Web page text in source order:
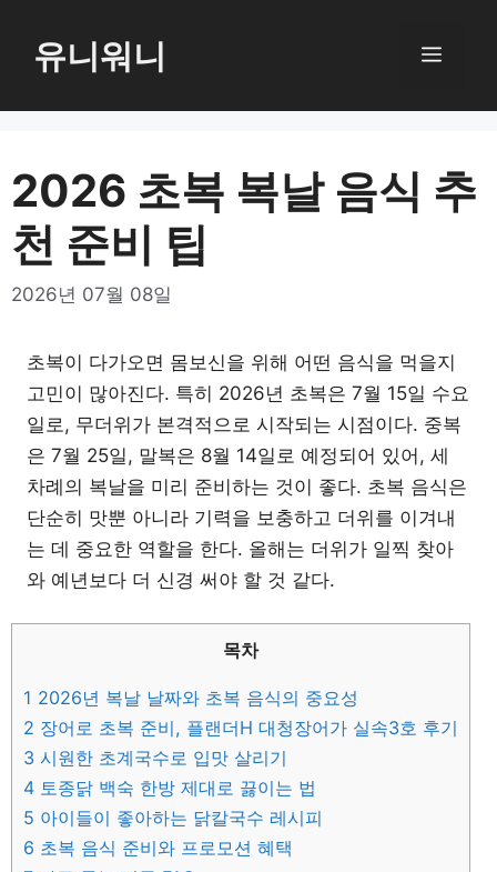
로
너
뛰
기
유니워니 메
2026 초복 복날 음식 추
천 준비 팁
2026년 07월 08일
초복이 다가오면 몸보신을 위해 어떤 음식을 먹을지
고민이 많아진다. 특히 2026년 초복은 7월 15일 수요
일로, 무더위가 본격적으로 시작되는 시점이다. 중복
은 7월 25일, 말복은 8월 14일로 예정되어 있어, 세
차례의 복날을 미리 준비하는 것이 좋다. 초복 음식은
단순히 맛뿐 아니라 기력을 보충하고 더위를 이겨내
는 데 중요한 역할을 한다. 올해는 더위가 일찍 찾아
와 예년보다 더 신경 써야 할 것 같다.
목차
1 2026년 복날 날짜와 초복 음식의 중요성
2 장어로 초복 준비, 플랜더H 대청장어가 실속3호 후기
3 시원한 초계국수로 입맛 살리기
4 토종닭 백숙 한방 제대로 끓이는 법
5 아이들이 좋아하는 닭칼국수 레시피
6 초복 음식 준비와 프로모션 혜택